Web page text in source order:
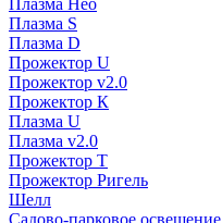
Плазма Нео
Плазма S
Плазма D
Прожектор U
Прожектор v2.0
Прожектор К
Плазма U
Плазма v2.0
Прожектор Т
Прожектор Ригель
Шелл
Садово-парковое освещение